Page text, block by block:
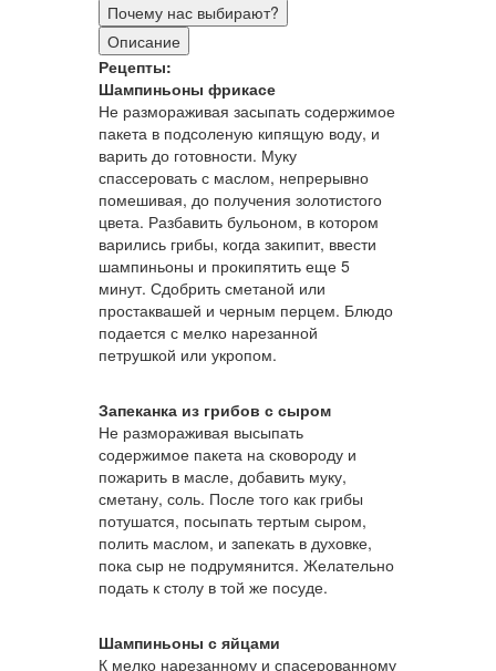
Почему нас выбирают?
Описание
Рецепты:
Шампиньоны фрикасе
Не размораживая засыпать содержимое
пакета в подсоленую кипящую воду, и
варить до готовности. Муку
спассеровать с маслом, непрерывно
помешивая, до получения золотистого
цвета. Разбавить бульоном, в котором
варились грибы, когда закипит, ввести
шампиньоны и прокипятить еще 5
минут. Сдобрить сметаной или
простаквашей и черным перцем. Блюдо
подается с мелко нарезанной
петрушкой или укропом.
Запеканка из грибов с сыром
Не размораживая высыпать
содержимое пакета на сковороду и
пожарить в масле, добавить муку,
сметану, соль. После того как грибы
потушатся, посыпать тертым сыром,
полить маслом, и запекать в духовке,
пока сыр не подрумянится. Желательно
подать к столу в той же посуде.
Шампиньоны с яйцами
К мелко нарезанному и спасерованному